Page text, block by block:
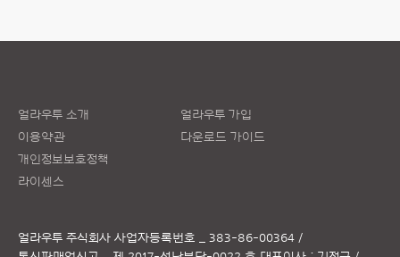
얼라우투 소개
이용약관
개인정보보호정책
라이센스
얼라우투 가입
다운로드 가이드
얼라우투 주식회사 사업자등록번호 _ 383-86-00364 /